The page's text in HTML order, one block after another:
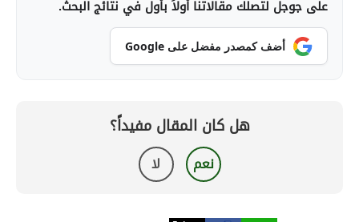
على جوجل لتصلك مقالاتنا أولاً بأول في نتائج البحث.
أضف كمصدر مفضل على Google
هل كان المقال مفيداً؟
نعم لا